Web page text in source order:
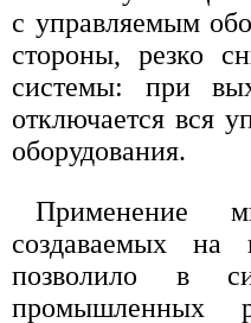
с управляемым
стороны, резко
системы: при
отключается вся
оборудования.
Применение
создаваемых
позволило в
промышленных